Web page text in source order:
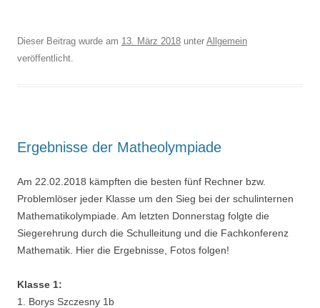
Dieser Beitrag wurde am 13. März 2018 unter Allgemein
veröffentlicht.
Ergebnisse der Matheolympiade
Am 22.02.2018 kämpften die besten fünf Rechner bzw.
Problemlöser jeder Klasse um den Sieg bei der schulinternen
Mathematikolympiade. Am letzten Donnerstag folgte die
Siegerehrung durch die Schulleitung und die Fachkonferenz
Mathematik. Hier die Ergebnisse, Fotos folgen!
Klasse 1:
1. Borys Szczesny 1b